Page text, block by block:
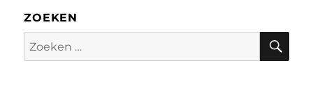
ZOEKEN
Zoeken
naar: